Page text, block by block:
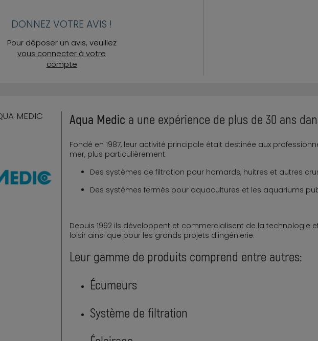
DONNEZ VOTRE AVIS !
Pour déposer un avis, veuillez
vous connecter à votre
compte
MEDIC Aqua Medic a une expérience de plus de 30 ans
Fondé en 1987, leur activité principale était destinée aux
mer, plus particulièrement:
Des systèmes de filtration pour homards, huitres et autres
Des systèmes fermés pour aquacultures et les aquariums
Depuis 1992 ils développent et commercialisent de la technologie
loisir ainsi que pour les grands projets d'ingénierie.
Leur gamme de produits comprend entre autres:
Écumeurs
Système de filtration